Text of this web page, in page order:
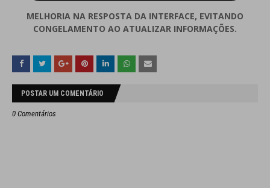
MELHORIA NA RESPOSTA DA INTERFACE, EVITANDO
CONGELAMENTO AO ATUALIZAR INFORMAÇÕES.
POSTAR UM COMENTÁRIO
0 Comentários